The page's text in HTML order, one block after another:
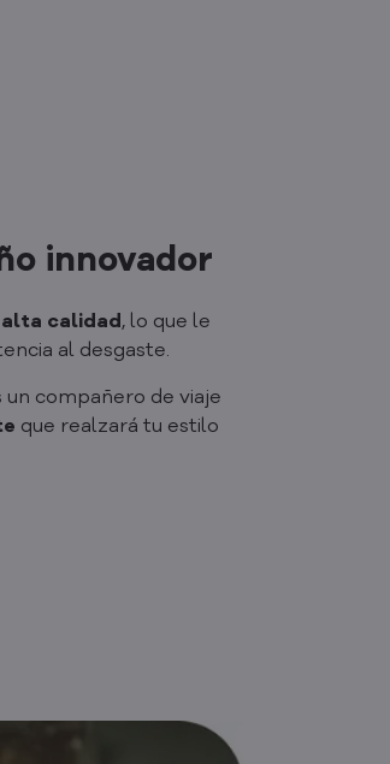
innovador
calidad , lo que le
al desgaste.
compañero de viaje
que realzará tu estilo